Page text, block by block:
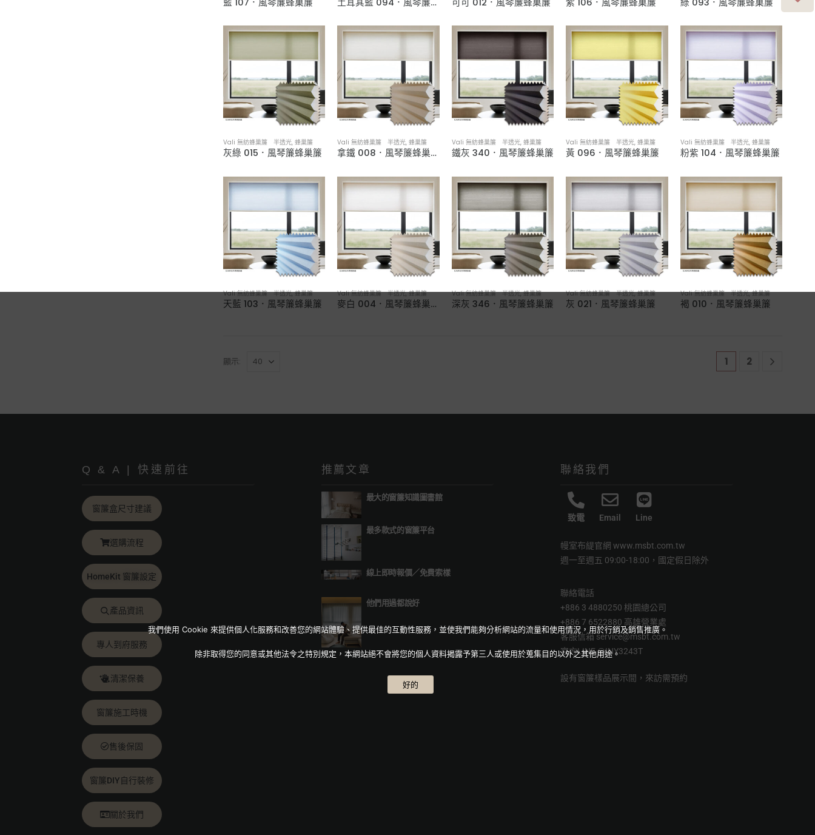
Vali 無紡蜂巢簾 半透光, 蜂巢簾
灰綠 015．風琴簾蜂巢簾
Vali 無紡蜂巢簾 半透光,蜂巢簾
拿鐵 008．風琴簾蜂巢簾
Vali 無紡蜂巢簾 半透光, 蜂巢簾
鐵灰 340．風琴簾蜂巢簾
Vali 無紡蜂巢簾 半透光,蜂巢簾
黃 096．風琴簾蜂巢簾
Vali 無紡蜂巢簾 半透光, 蜂巢簾
粉紫 104．風琴簾蜂巢簾
Vali 無紡蜂巢簾 半透光,蜂巢簾
天藍 103．風琴簾蜂巢簾
Vali 無紡蜂巢簾 半透光,蜂巢簾
麥白 004．風琴簾蜂巢簾
Vali 無紡蜂巢簾 半透光,蜂巢簾
深灰 346．風琴簾蜂巢簾
Vali 無紡蜂巢簾 半透光,蜂巢簾
灰 021．風琴簾蜂巢簾
Vali 無紡蜂巢簾 半透光,蜂巢簾
褐 010．風琴簾蜂巢簾
顯示: 1 2
Q & A | 快速前往
窗簾盒尺寸建議
選購流程
HomeKit 窗簾設定
產品資訊
專人到府服務
清潔保養
窗簾施工時機
售後保固
窗簾DIY自行裝修
關於我們
推薦文章
最大的窗簾知識圖書館
最多款式的窗簾平台
線上即時報價／免費索樣
他們用過都說好
聯絡我們
致電 Email Line
幔室布緹官網www.msbt.com.tw
週一至週五 09:00-18:00，國定假日除外
聯絡電話
+886 3 4880250 桃園總公司
+886 7 6522880 高雄營業處
客服信箱service@msbt.com.tw
官方LINE@INY3243T
設有窗簾樣品展示間，來訪需預約
我們使用 Cookie 來提供個人化服務和改善您的網站體驗、提供最佳的互動性服務，並使我們能夠分析網站的流量和使用情況，用於行銷及銷售推廣。
除非取得您的同意或其他法令之特別規定，本網站絕不會將您的個人資料揭露予第三人或使用於蒐集目的以外之其他用途。
好的